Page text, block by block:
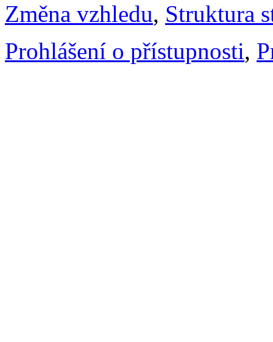
Změna vzhledu, Struktura
Prohlášení o přístupnosti,